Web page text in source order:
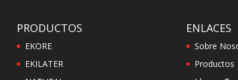
PRODUCTOS
EKORE
EKILATER
ENLACES
Sobre
Productos